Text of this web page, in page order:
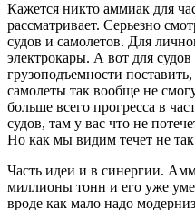
Кажется никто аммиак для
рассматривает. Серьезно
судов и самолетов. Для
электрокары. А вот для
грузоподъемности
самолеты так вообще не
больше всего прогресса в
судов, там у вас что не
Но как мы видим течет не
Часть идеи и в синергии.
миллионы тонн и его уже
вроде как мало надо